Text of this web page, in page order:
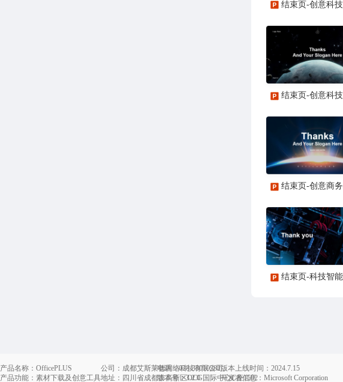
产品名称：OfficePLUS
产品功能：素材下载及创意工具
公司：成都艾斯莱德网络科技有限公司
地址：四川省成都市高新区OCG国际中心C座1502
电话：028-33010382
版本号：3.2.0
版本上线时间：2024.7.15
开发者信息：Microsoft Corporation